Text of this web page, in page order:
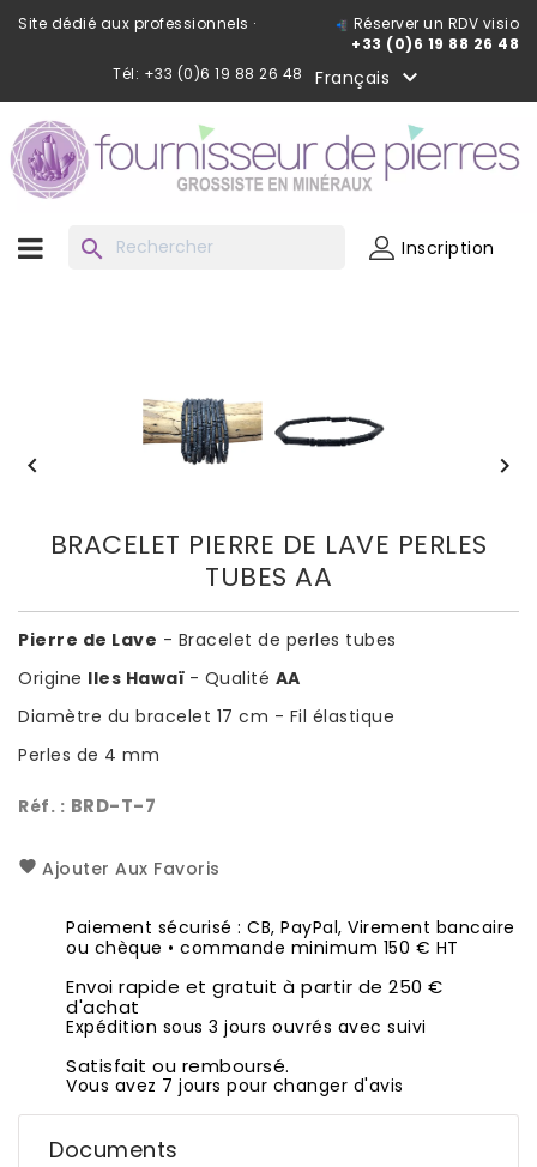
Site dédié aux professionnels ·
Réserver un RDV visio
+33 (0)6 19 88 26 48
Tél: +33 (0)6 19 88 26 48
Français 
search Inscription
 
BRACELET PIERRE DE LAVE PERLES
TUBES AA
Pierre de Lave - Bracelet de perles tubes
Origine Iles Hawaï - Qualité AA
Diamètre du bracelet 17 cm - Fil élastique
Perles de 4 mm
Réf. : BRD-T-7
Ajouter Aux Favoris
Paiement sécurisé : CB, PayPal, Virement bancaire
ou chèque • commande minimum 150 € HT
Envoi rapide et gratuit à partir de 250 €
d'achat
Expédition sous 3 jours ouvrés avec suivi
Satisfait ou remboursé.
Vous avez 7 jours pour changer d'avis
Documents